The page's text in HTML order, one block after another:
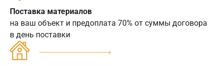
Поставка материалов
на ваш объект и предоплата 70% от суммы договора
в день поставки